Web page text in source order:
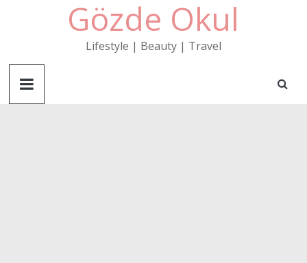
Gözde Okul
Lifestyle | Beauty | Travel